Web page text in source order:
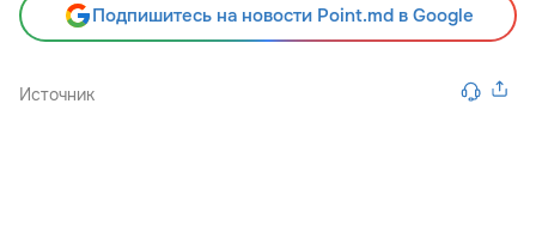
Подпишитесь на новости Point.md в Google
Источник